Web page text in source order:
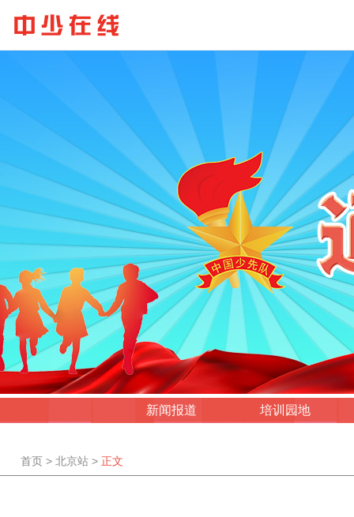
新闻报道 培训园地
首页 > 北京站 > 正文